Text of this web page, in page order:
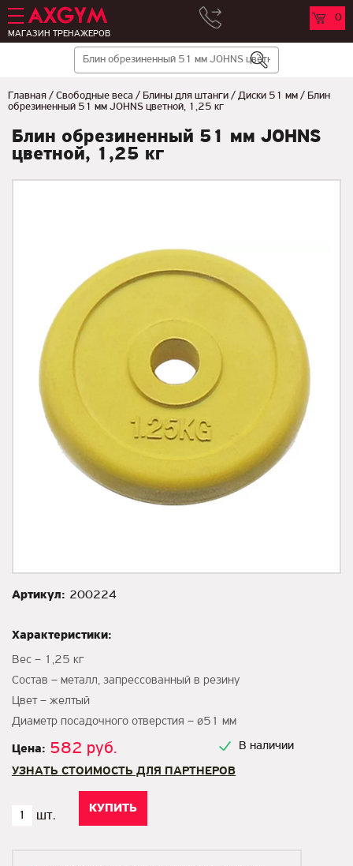
МАГАЗИН ТРЕНАЖЕРОВ
0
Главная / Свободные веса / Блины для штанги / Диски 51 мм / Блин
обрезиненный 51 мм JOHNS цветной, 1,25 кг
Блин обрезиненный 51 мм JOHNS
цветной, 1,25 кг
Артикул: 200224
Характеристики:
Вес – 1,25 кг
Состав – металл, запрессованный в резину
Цвет – желтый
Диаметр посадочного отверстия – ø51 мм
Цена: 582 руб.
В наличии
УЗНАТЬ СТОИМОСТЬ ДЛЯ ПАРТНЕРОВ